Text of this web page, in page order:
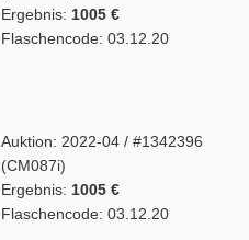
Ergebnis: 1005 €
Flaschencode: 03.12.20
Auktion: 2022-04 / #1342396
(CM087i)
Ergebnis: 1005 €
Flaschencode: 03.12.20